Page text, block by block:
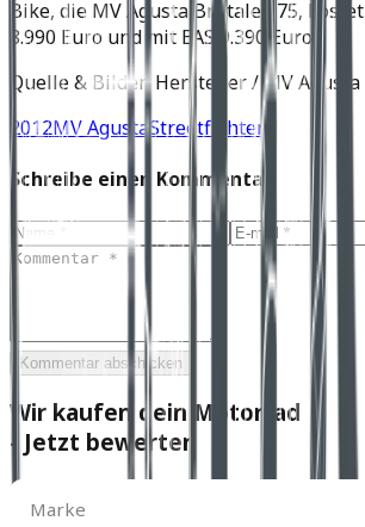
Bike, die MV Agusta Brutale 675, kostet
8.990 Euro und mit EAS 9.390 Euro.
Quelle & Bilder: Hersteller / MV Agusta
2012MV AgustaStreetfighter
Schreibe einen Kommentar
Kommentar abschicken
Wir kaufen dein Motorrad
- Jetzt bewerten
Marke
Marke